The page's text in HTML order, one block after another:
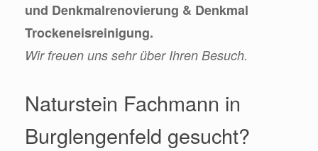
und Denkmalrenovierung & Denkmal
Trockeneisreinigung.
Wir freuen uns sehr über Ihren Besuch.
Naturstein Fachmann in
Burglengenfeld gesucht?